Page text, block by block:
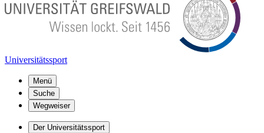
Universitätssport
Menü
Suche
Wegweiser
Der Universitätssport